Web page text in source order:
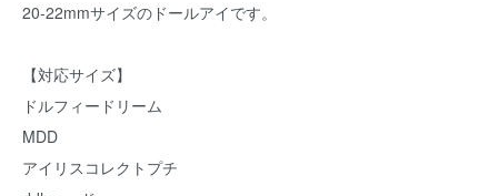
20-22mmサイズのドールアイです。
【対応サイズ】
ドルフィードリーム
MDD
アイリスコレクトプチ